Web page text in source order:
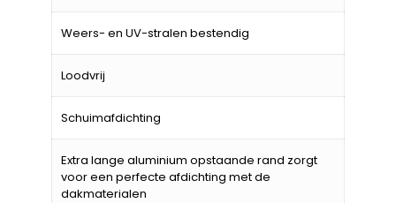
Weers- en UV-stralen bestendig
Loodvrij
Schuimafdichting
Extra lange aluminium opstaande rand zorgt
voor een perfecte afdichting met de
dakmaterialen